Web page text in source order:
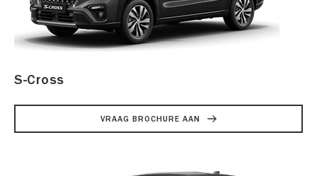
S-Cross
VRAAG BROCHURE AAN